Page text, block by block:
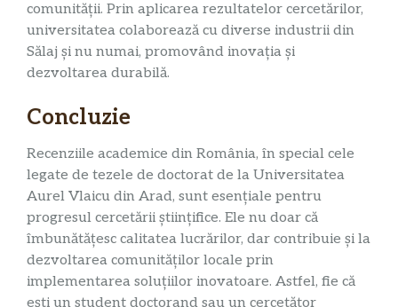
comunității. Prin aplicarea rezultatelor cercetărilor,
universitatea colaborează cu diverse industrii din
Sălaj și nu numai, promovând inovația și
dezvoltarea durabilă.
Concluzie
Recenziile academice din România, în special cele
legate de tezele de doctorat de la Universitatea
Aurel Vlaicu din Arad, sunt esențiale pentru
progresul cercetării științifice. Ele nu doar că
îmbunătățesc calitatea lucrărilor, dar contribuie și la
dezvoltarea comunităților locale prin
implementarea soluțiilor inovatoare. Astfel, fie că
ești un student doctorand sau un cercetător